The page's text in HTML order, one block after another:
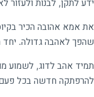
ידע לתקן, לבנות ולעזור
את אמא אהובה הכיר
שהפך לאהבה גדולה. יחד
תמיד אהב לדוג, לשמוע
להרפתקה חדשה בכל